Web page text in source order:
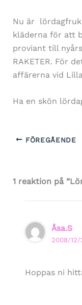
Nu är
kläderna för att
proviant till
RAKETER. För
affärerna vid
Ha en skön
FÖREGÅENDE
1 reaktion på
Åsa.S
2008/12/
Hoppas ni